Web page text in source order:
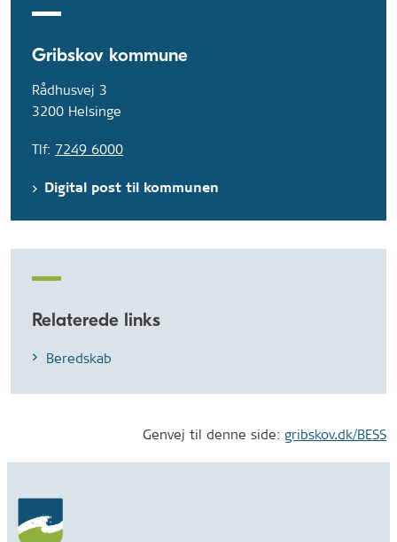
Gribskov kommune
Rådhusvej 3
3200 Helsinge
Tlf: 7249 6000
Digital post til kommunen
Relaterede links
Beredskab
Genvej til denne side: gribskov.dk/BESS